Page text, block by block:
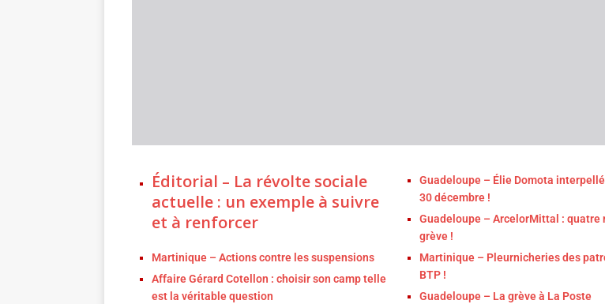
Éditorial – La révolte sociale
actuelle : un exemple à suivre
et à renforcer
Martinique – Actions contre les suspensions
Affaire Gérard Cotellon : choisir son camp telle
est la véritable question
Guadeloupe – Élie Domota
30 décembre !
Guadeloupe – ArcelorMittal : quatre
grève !
Martinique – Pleurnicheries des
BTP !
Guadeloupe – La grève à La Poste